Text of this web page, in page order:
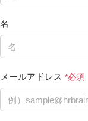
名
メールアドレス